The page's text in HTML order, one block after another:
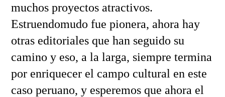
muchos proyectos atractivos.
Estruendomudo fue pionera, ahora hay
otras editoriales que han seguido su
camino y eso, a la larga, siempre termina
por enriquecer el campo cultural en este
caso peruano, y esperemos que ahora el